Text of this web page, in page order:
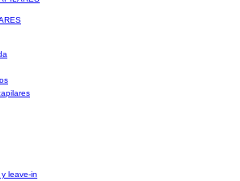
leave-in